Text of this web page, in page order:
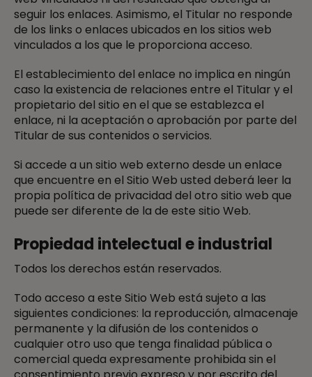
seguir los enlaces. Asimismo, el Titular no responde
de los links o enlaces ubicados en los sitios web
vinculados a los que le proporciona acceso.
El establecimiento del enlace no implica en ningún
caso la existencia de relaciones entre el Titular y el
propietario del sitio en el que se establezca el
enlace, ni la aceptación o aprobación por parte del
Titular de sus contenidos o servicios.
Si accede a un sitio web externo desde un enlace
que encuentre en el Sitio Web usted deberá leer la
propia política de privacidad del otro sitio web que
puede ser diferente de la de este sitio Web.
Propiedad intelectual e industrial
Todos los derechos están reservados.
Todo acceso a este Sitio Web está sujeto a las
siguientes condiciones: la reproducción, almacenaje
permanente y la difusión de los contenidos o
cualquier otro uso que tenga finalidad pública o
comercial queda expresamente prohibida sin el